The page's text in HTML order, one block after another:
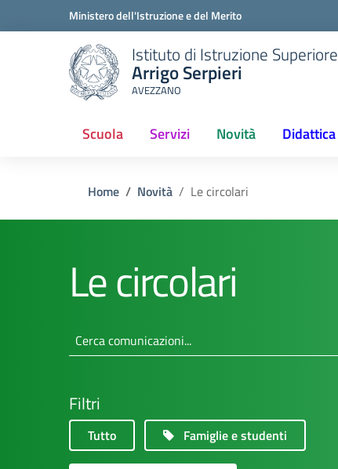
Ministero dell'Istruzione e del Merito
Istituto di Istruzione Superiore
Arrigo Serpieri
AVEZZANO
Scuola Servizi Novità Didattica
Home Novità Le circolari
Le circolari
Cerca comunicazioni...
Filtri
Tutto Famiglie e studenti